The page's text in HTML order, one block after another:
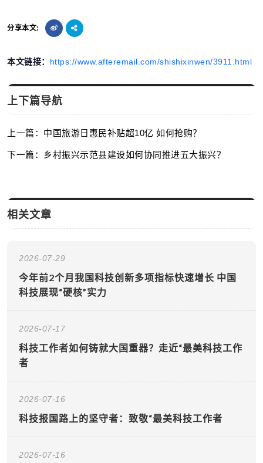
分享本文:
本文链接： https://www.afteremail.com/shishixinwen/3911.html
上下篇导航
上一篇：中国旅游日惠民补贴超10亿 如何抢购？
下一篇：乡村振兴示范县建设如何协同推进五大振兴？
相关文章
2026-07-29
今年前2个月我国科技创新多项指标快速增长 中国
科技展现“硬核”实力
2026-07-17
科技工作者如何铸就大国重器？走近“最美科技工作
者
2026-07-16
科技报国路上的坚守者：致敬“最美科技工作者
2026-07-16